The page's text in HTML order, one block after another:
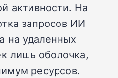
активности. На
запросов ИИ
на удаленных
лишь оболочка,
ресурсов.